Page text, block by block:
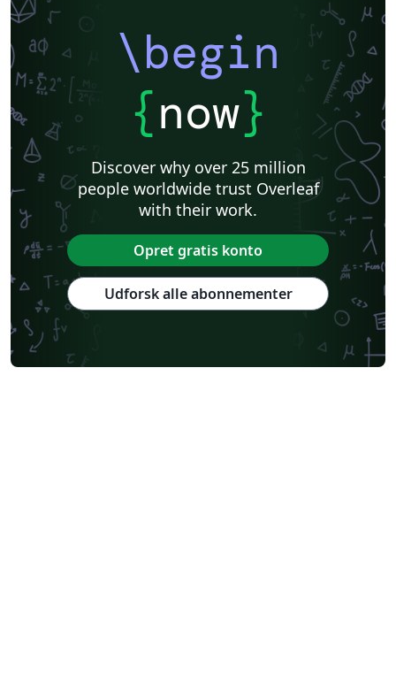
\begin
{now}
Discover why over 25 million
people worldwide trust Overleaf
with their work.
Opret gratis konto
Udforsk alle abonnementer